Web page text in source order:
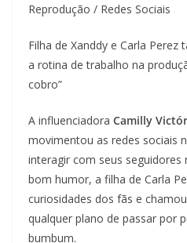
Reprodução / Redes Sociais
Filha de Xanddy e Carla
a rotina de trabalho na
cobro”
A influenciadora Camilly
movimentou as redes sociais
interagir com seus seguidores
bom humor, a filha de Carla
curiosidades dos fãs e
qualquer plano de passar por
bumbum.